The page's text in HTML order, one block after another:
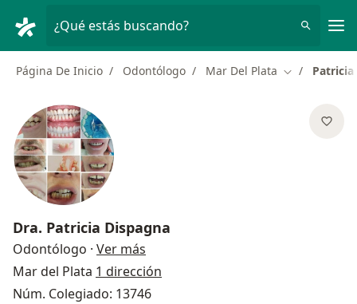
¿Qué estás buscando?
Página De Inicio Odontólogo Mar Del Plata Cambiar de
Patricia
Dra. Patricia Dispagna
Odontólogo · Ver más
Mar del Plata 1 dirección
Núm. Colegiado: 13746